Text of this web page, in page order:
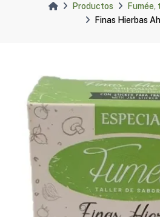
Productos
Fumée,
Finas Hierbas